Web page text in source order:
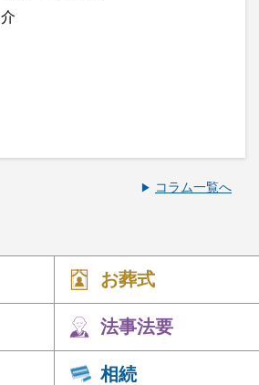
介
コラム一覧へ
お葬式
法事法要
相続